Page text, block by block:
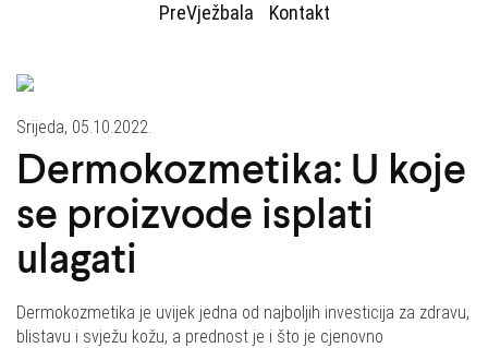
PreVježbala
Kontakt
Srijeda, 05.10.2022.
Dermokozmetika: U koje
se proizvode isplati
ulagati
Dermokozmetika je uvijek jedna od najboljih investicija za zdravu,
blistavu i svježu kožu, a prednost je i što je cjenovno